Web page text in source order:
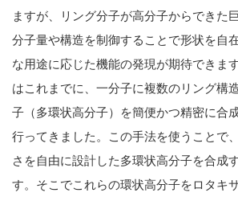
ますが、リング分子が高分子からできた
分子量や構造を制御することで形状を自
な用途に応じた機能の発現が期待できま
はこれまでに、一分子に複数のリング構
子（多環状高分子）を簡便かつ精密に合
行ってきました。この手法を使うことで
さを自由に設計した多環状高分子を合成
す。そこでこれらの環状高分子をロタキ